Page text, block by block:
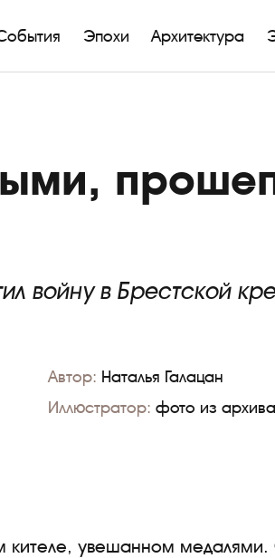
Эпохи Архитектура
войну в Брестской
Автор: Наталья Галацан
Иллюстратор: фото из
кителе, увешанном